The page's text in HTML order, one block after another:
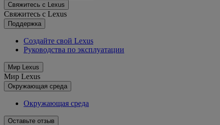
Свяжитесь с Lexus
Свяжитесь с Lexus
Поддержка
Создайте свой Lexus
Руководства по эксплуатации
Мир Lexus
Мир Lexus
Окружающая среда
Окружающая среда
Оставьте отзыв